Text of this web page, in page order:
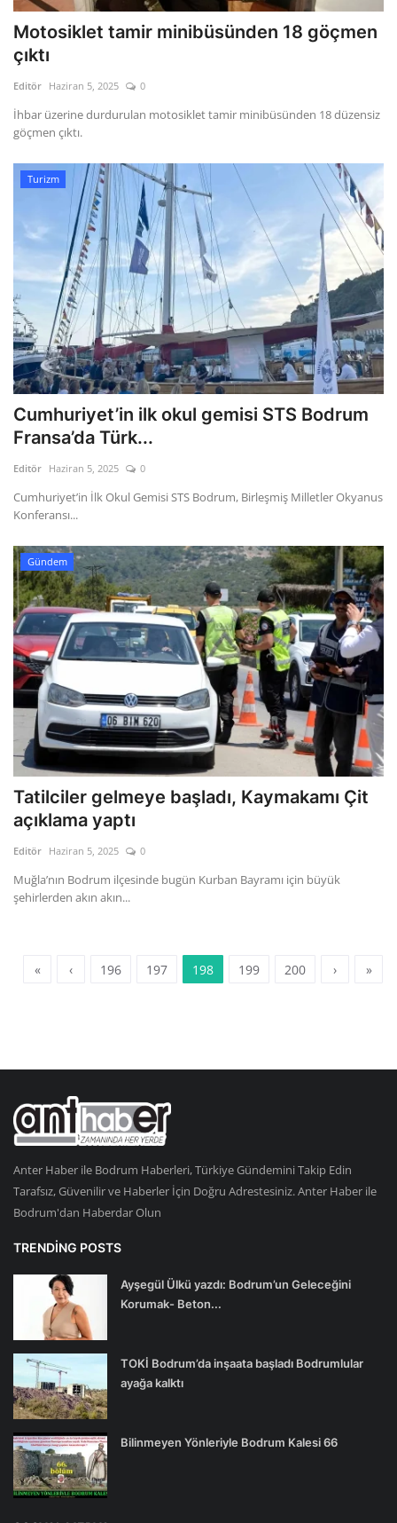
Motosiklet tamir minibüsünden 18 göçmen
çıktı
Editör Haziran 5, 2025 0
İhbar üzerine durdurulan motosiklet tamir minibüsünden 18 düzensiz
göçmen çıktı.
Turizm
Cumhuriyet’in ilk okul gemisi STS Bodrum
Fransa’da Türk...
Editör Haziran 5, 2025 0
Cumhuriyet’in İlk Okul Gemisi STS Bodrum, Birleşmiş Milletler Okyanus
Konferansı...
Gündem
Tatilciler gelmeye başladı, Kaymakamı Çit
açıklama yaptı
Editör Haziran 5, 2025 0
Muğla’nın Bodrum ilçesinde bugün Kurban Bayramı için büyük
şehirlerden akın akın...
« ‹ 196 197 198 199 200 › »
Anter Haber ile Bodrum Haberleri, Türkiye Gündemini Takip Edin
Tarafsız, Güvenilir ve Haberler İçin Doğru Adrestesiniz. Anter Haber ile
Bodrum'dan Haberdar Olun
TRENDING POSTS
Ayşegül Ülkü yazdı: Bodrum’un Geleceğini
Korumak- Beton...
TOKİ Bodrum’da inşaata başladı Bodrumlular
ayağa kalktı
Bilinmeyen Yönleriyle Bodrum Kalesi 66